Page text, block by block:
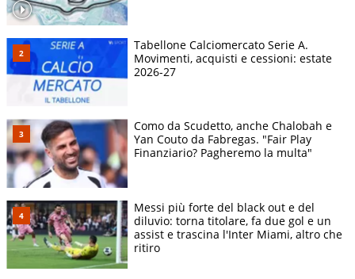
Tabellone Calciomercato Serie A.
Movimenti, acquisti e cessioni: estate
2026-27
Como da Scudetto, anche Chalobah e
Yan Couto da Fabregas. "Fair Play
Finanziario? Pagheremo la multa"
Messi più forte del black out e del
diluvio: torna titolare, fa due gol e un
assist e trascina l'Inter Miami, altro che
ritiro